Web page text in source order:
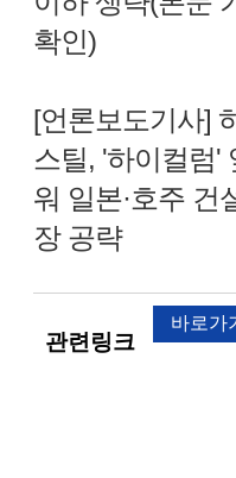
확인)
[언론보도기사]
스틸, '하이컬럼'
워 일본·호주 건
장 공략
관련링크
바로가